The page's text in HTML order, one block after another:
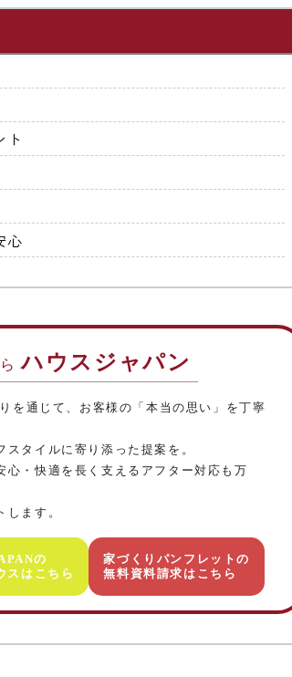
ト
心
らハウスジャパン
を通じて、お客様の「本当の思い」を丁寧
タイルに寄り添った提案を。
・快適を長く支えるアフター対応も万
ます。
の
スはこちら
家づくりパンフレットの
無料資料請求はこちら